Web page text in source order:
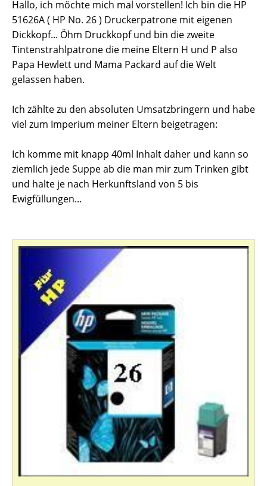
Hallo, ich möchte mich mal vorstellen! Ich bin die HP
51626A ( HP No. 26 ) Druckerpatrone mit eigenen
Dickkopf... Öhm Druckkopf und bin die zweite
Tintenstrahlpatrone die meine Eltern H und P also
Papa Hewlett und Mama Packard auf die Welt
gelassen haben.
Ich zählte zu den absoluten Umsatzbringern und habe
viel zum Imperium meiner Eltern beigetragen:
Ich komme mit knapp 40ml Inhalt daher und kann so
ziemlich jede Suppe ab die man mir zum Trinken gibt
und halte je nach Herkunftsland von 5 bis
Ewigfüllungen...